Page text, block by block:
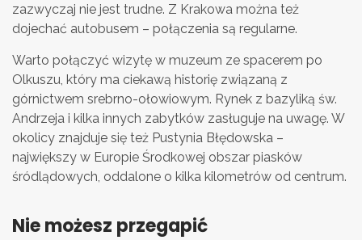
zazwyczaj nie jest trudne. Z Krakowa można też
dojechać autobusem – połączenia są regularne.
Warto połączyć wizytę w muzeum ze spacerem po
Olkuszu, który ma ciekawą historię związaną z
górnictwem srebrno-ołowiowym. Rynek z bazyliką św.
Andrzeja i kilka innych zabytków zasługuje na uwagę. W
okolicy znajduje się też Pustynia Błędowska –
największy w Europie Środkowej obszar piasków
śródlądowych, oddalone o kilka kilometrów od centrum.
Nie możesz przegapić